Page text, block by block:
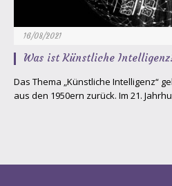
16/08/2021
Was ist Künstliche
Das Thema „Künstliche Intelligenz“
aus den 1950ern zurück. Im 21.